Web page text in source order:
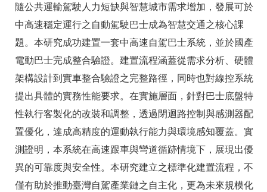
隨公共運輸駕駛人力短缺與智慧城市需求增加，發展可於
中高速穩定運行之自動駕駛巴士成為智慧交通之核心課
題。本研究成功建置一套中高速自駕巴士系統，並於國產
電動巴士完成整合驗證。建置流程涵蓋從需求分析、硬體
架構設計到實車整合驗證之完整路徑，同時也對線控系統
提出具體的實務性能要求。在實施層面，針對巴士底盤特
性執行客製化的改裝和調整，透過閉迴路控制與感測器配
置優化，達成高精度的運動執行能力與環境感知覆蓋。實
測證明，本系統在高速跟車與彎道循跡情境下，展現出優
異的可靠度與安全性。本研究建立之標準化建置流程，不
僅有助於推動臺灣自駕產業鏈之自主化，更為未來規模化